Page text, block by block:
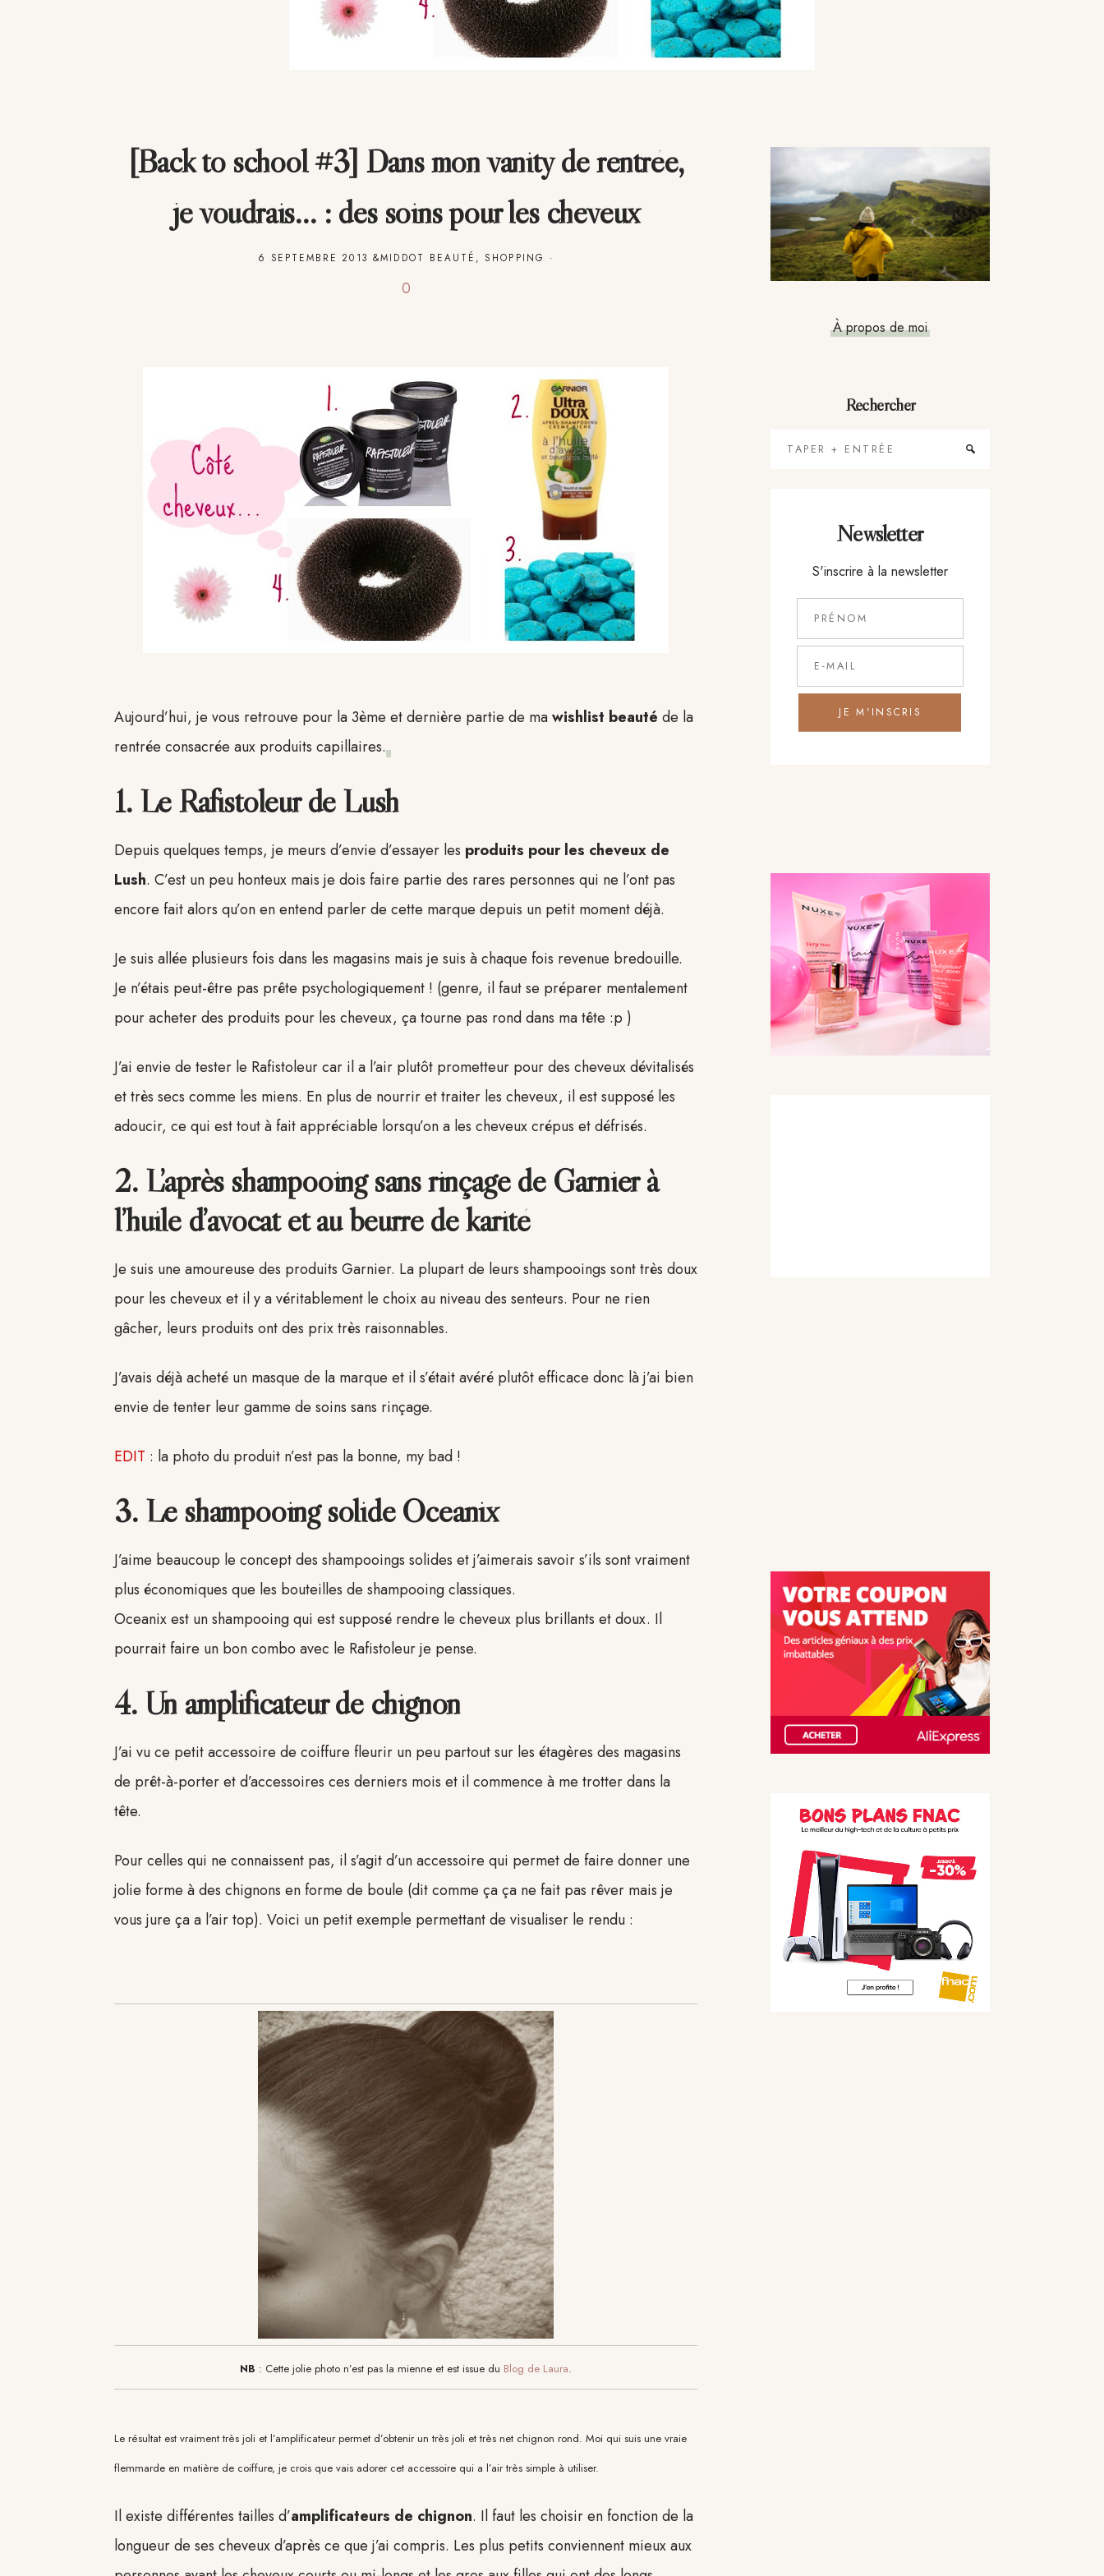
[Back to school #3] Dans mon vanity de rentrée,
je voudrais… : des soins pour les cheveux
6 SEPTEMBRE 2013 &MIDDOT BEAUTÉ ,SHOPPING ·
0
Aujourd’hui, je vous retrouve pour la 3ème et dernière partie de mawishlist beauté de la
rentrée consacrée aux produits capillaires.
1. Le Rafistoleur de Lush
Depuis quelques temps, je meurs d’envie d’essayer les produits pour les cheveux de
Lush. C’est un peu honteux mais je dois faire partie des rares personnes qui ne l’ont pas
encore fait alors qu’on en entend parler de cette marque depuis un petit moment déjà.
Je suis allée plusieurs fois dans les magasins mais je suis à chaque fois revenue bredouille.
Je n’étais peut-être pas prête psychologiquement ! (genre, il faut se préparer mentalement
pour acheter des produits pour les cheveux, ça tourne pas rond dans ma tête :p )
J’ai envie de tester le Rafistoleur car il a l’air plutôt prometteur pour des cheveux dévitalisés
et très secs comme les miens. En plus de nourrir et traiter les cheveux, il est supposé les
adoucir, ce qui est tout à fait appréciable lorsqu’on a les cheveux crépus et défrisés.
2. L’après shampooing sans rinçage de Garnier à
l’huile d’avocat et au beurre de karité
Je suis une amoureuse des produits Garnier. La plupart de leurs shampooings sont très doux
pour les cheveux et il y a véritablement le choix au niveau des senteurs. Pour ne rien
gâcher, leurs produits ont des prix très raisonnables.
J’avais déjà acheté un masque de la marque et il s’était avéré plutôt efficace donc là j’ai bien
envie de tenter leur gamme de soins sans rinçage.
EDIT : la photo du produit n’est pas la bonne, my bad !
3. Le shampooing solide Oceanix
J’aime beaucoup le concept des shampooings solides et j’aimerais savoir s’ils sont vraiment
plus économiques que les bouteilles de shampooing classiques.
Oceanix est un shampooing qui est supposé rendre le cheveux plus brillants et doux. Il
pourrait faire un bon combo avec le Rafistoleur je pense.
4. Un amplificateur de chignon
J’ai vu ce petit accessoire de coiffure fleurir un peu partout sur les étagères des magasins
de prêt-à-porter et d’accessoires ces derniers mois et il commence à me trotter dans la
tête.
Pour celles qui ne connaissent pas, il s’agit d’un accessoire qui permet de faire donner une
jolie forme à des chignons en forme de boule (dit comme ça ça ne fait pas rêver mais je
vous jure ça a l’air top). Voici un petit exemple permettant de visualiser le rendu :
NB : Cette jolie photo n’est pas la mienne et est issue du Blog de Laura.
Le résultat est vraiment très joli et l’amplificateur permet d’obtenir un très joli et très net chignon rond. Moi qui suis une vraie
flemmarde en matière de coiffure, je crois que vais adorer cet accessoire qui a l’air très simple à utiliser.
Il existe différentes tailles d’amplificateurs de chignon. Il faut les choisir en fonction de la
longueur de ses cheveux d’après ce que j’ai compris. Les plus petits conviennent mieux aux
latérale
principale
À propos de moi
Rechercher
Taper
Newsletter
S'inscrire à la newsletter